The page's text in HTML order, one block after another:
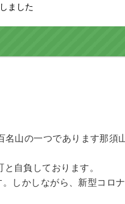
ました
山の一つであります那須
自負しております。
しかしながら、新型コロ